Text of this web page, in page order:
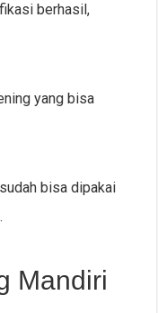
berhasil,
yang bisa
bisa dipakai
Mandiri